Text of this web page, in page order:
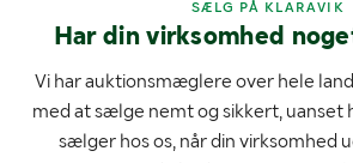
SÆLG PÅ KLARAVIK
Har din virksomhed
Vi har auktionsmæglere over hele
med at sælge nemt og sikkert, uanset
sælger hos os, når din virksomhed